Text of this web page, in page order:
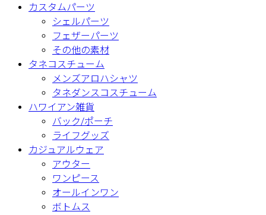
カスタムパーツ
シェルパーツ
フェザーパーツ
その他の素材
タネコスチューム
メンズアロハシャツ
タネダンスコスチューム
ハワイアン雑貨
バック/ポーチ
ライフグッズ
カジュアルウェア
アウター
ワンピース
オールインワン
ボトムス